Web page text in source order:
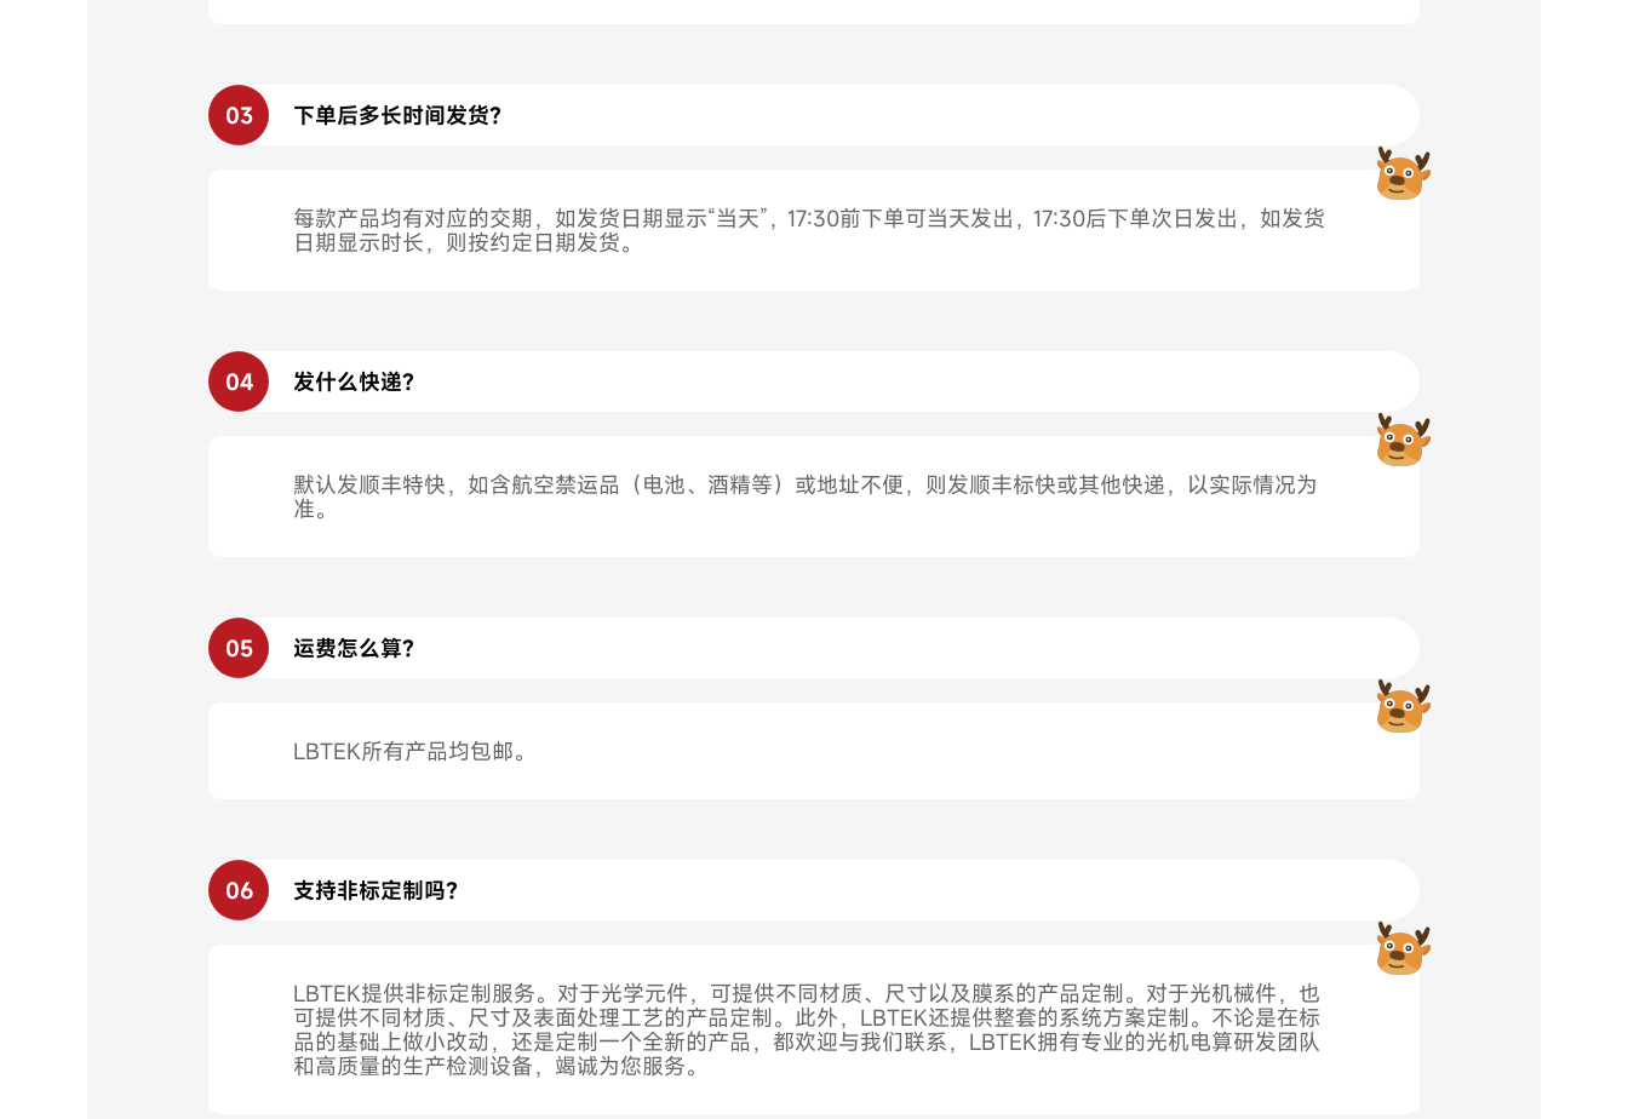
03 下单后多长时间发货？
每款产品均有对应的交期，如发货日期显示“当天”，17:30前下单可当天发出，17:30后下单次日发出，如发货
日期显示时长，则按约定日期发货。
04 发什么快递？
默认发顺丰特快，如含航空禁运品（电池、酒精等）或地址不便，则发顺丰标快或其他快递，以实际情况为
准。
05 运费怎么算？
LBTEK所有产品均包邮。
06 支持非标定制吗？
LBTEK提供非标定制服务。对于光学元件，可提供不同材质、尺寸以及膜系的产品定制。对于光机械件，也
可提供不同材质、尺寸及表面处理工艺的产品定制。此外，LBTEK还提供整套的系统方案定制。不论是在标
品的基础上做小改动，还是定制一个全新的产品，都欢迎与我们联系，LBTEK拥有专业的光机电算研发团队
和高质量的生产检测设备，竭诚为您服务。